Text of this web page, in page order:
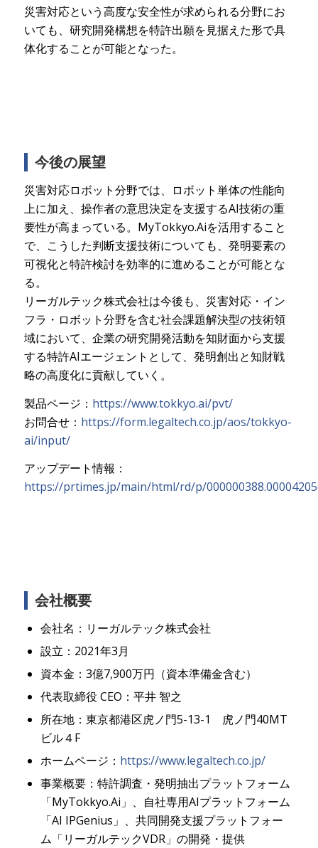
災害対応という高度な安全性が求められる分野にお
いても、研究開発構想を特許出願を見据えた形で具
体化することが可能となった。
今後の展望
災害対応ロボット分野では、ロボット単体の性能向
上に加え、操作者の意思決定を支援するAI技術の重
要性が高まっている。MyTokkyo.Aiを活用すること
で、こうした判断支援技術についても、発明要素の
可視化と特許検討を効率的に進めることが可能とな
る。
リーガルテック株式会社は今後も、災害対応・イン
フラ・ロボット分野を含む社会課題解決型の技術領
域において、企業の研究開発活動を知財面から支援
する特許AIエージェントとして、発明創出と知財戦
略の高度化に貢献していく。
製品ページ： https://www.tokkyo.ai/pvt/
お問合せ： https://form.legaltech.co.jp/aos/tokkyo-
ai/input/
アップデート情報：
https://prtimes.jp/main/html/rd/p/
会社概要
会社名：リーガルテック株式会社
設立：2021年3月
資本金：3億7,900万円（資本準備金含む）
代表取締役 CEO：平井 智之
所在地：東京都港区虎ノ門5-13-1 虎ノ門40MT
ビル４F
ホームページ： https://www.legaltech.co.jp/
事業概要：特許調査・発明抽出プラットフォーム
「MyTokkyo.Ai」、自社専用AIプラットフォーム
「AI IPGenius」、共同開発支援プラットフォー
ム「リーガルテックVDR」の開発・提供